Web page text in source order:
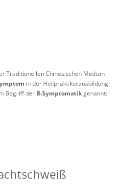
Traditionellen Chinesischen Medizin
in der Heilpraktikerausbildung
Begriff der B-Symptomatikgenannt: